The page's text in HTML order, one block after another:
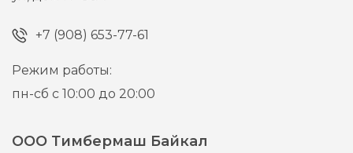
+7 (908) 653-77-61
Режим работы:
пн-сб с 10:00 до 20:00
ООО Тимбермаш Байкал